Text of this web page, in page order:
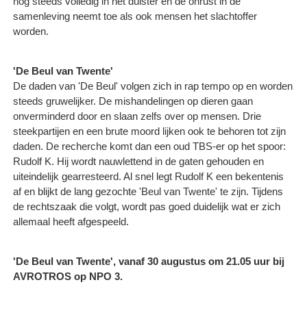
samenleving neemt toe als ook mensen het slachtoffer
worden.
'De Beul van Twente'
De daden van 'De Beul' volgen zich in rap tempo op en worden
steeds gruwelijker. De mishandelingen op dieren gaan
onverminderd door en slaan zelfs over op mensen. Drie
steekpartijen en een brute moord lijken ook te behoren tot zijn
daden. De recherche komt dan een oud TBS-er op het spoor:
Rudolf K. Hij wordt nauwlettend in de gaten gehouden en
uiteindelijk gearresteerd. Al snel legt Rudolf K een bekentenis
af en blijkt de lang gezochte 'Beul van Twente' te zijn. Tijdens
de rechtszaak die volgt, wordt pas goed duidelijk wat er zich
allemaal heeft afgespeeld.
'De Beul van Twente', vanaf 30 augustus om 21.05 uur bij
AVROTROS op NPO 3.